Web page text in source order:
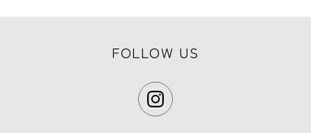
FOLLOW US